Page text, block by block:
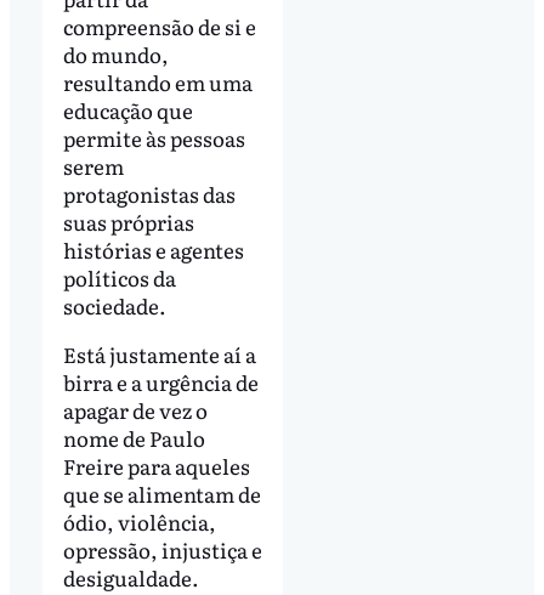
compreensão de si e
do mundo,
resultando em uma
educação que
permite às pessoas
serem
protagonistas das
suas próprias
histórias e agentes
políticos da
sociedade.
Está justamente aí a
birra e a urgência de
apagar de vez o
nome de Paulo
Freire para aqueles
que se alimentam de
ódio, violência,
opressão, injustiça e
desigualdade.